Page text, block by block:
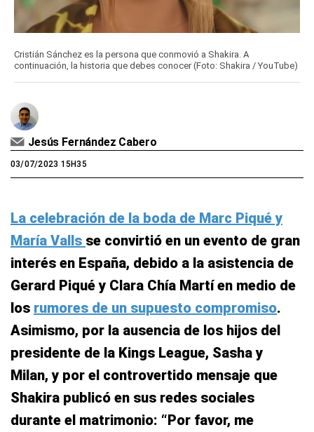
Cristián Sánchez es la persona que conmovió a Shakira. A
continuación, la historia que debes conocer (Foto: Shakira / YouTube)
Jesús Fernández Cabero
03/07/2023 15H35
La celebración de la boda de Marc Piqué y
María Valls se convirtió en un evento de gran
interés en España, debido a la asistencia de
Gerard Piqué y Clara Chía Martí en medio de
los rumores de un supuesto compromiso.
Asimismo, por la ausencia de los hijos del
presidente de la Kings League, Sasha y
Milan, y por el controvertido mensaje que
Shakira publicó en sus redes sociales
durante el matrimonio: “Por favor, me